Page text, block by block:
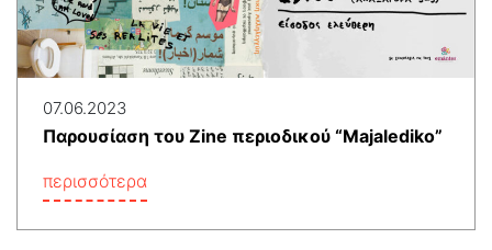
07.06.2023
Παρουσίαση του Zine περιοδικού “Majalediko”
περισσότερα